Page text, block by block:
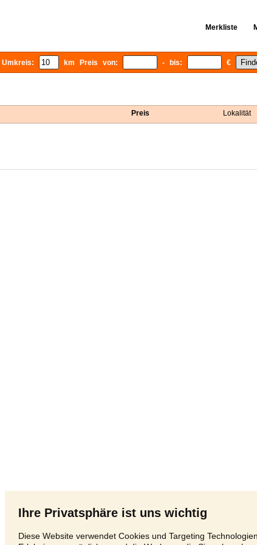
Ihre Privatsphäre ist uns wichtig
Diese Website verwendet Cookies und Targeting
Merkliste
Umkreis: km Preis von: - bis: €
Preis Lokalität